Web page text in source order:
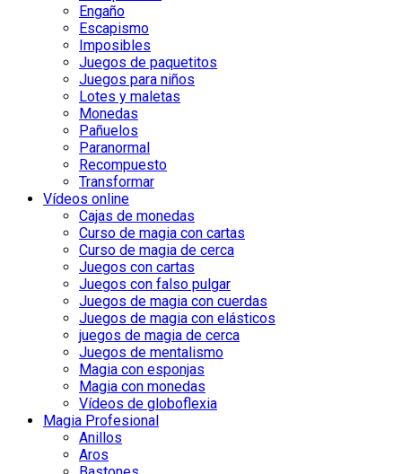
Engaño
Escapismo
Imposibles
Juegos de paquetitos
Juegos para niños
Lotes y maletas
Monedas
Pañuelos
Paranormal
Recompuesto
Transformar
Vídeos online
Cajas de monedas
Curso de magia con cartas
Curso de magia de cerca
Juegos con cartas
Juegos con falso pulgar
Juegos de magia con cuerdas
Juegos de magia con elásticos
juegos de magia de cerca
Juegos de mentalismo
Magia con esponjas
Magia con monedas
Vídeos de globoflexia
Magia Profesional
Anillos
Aros